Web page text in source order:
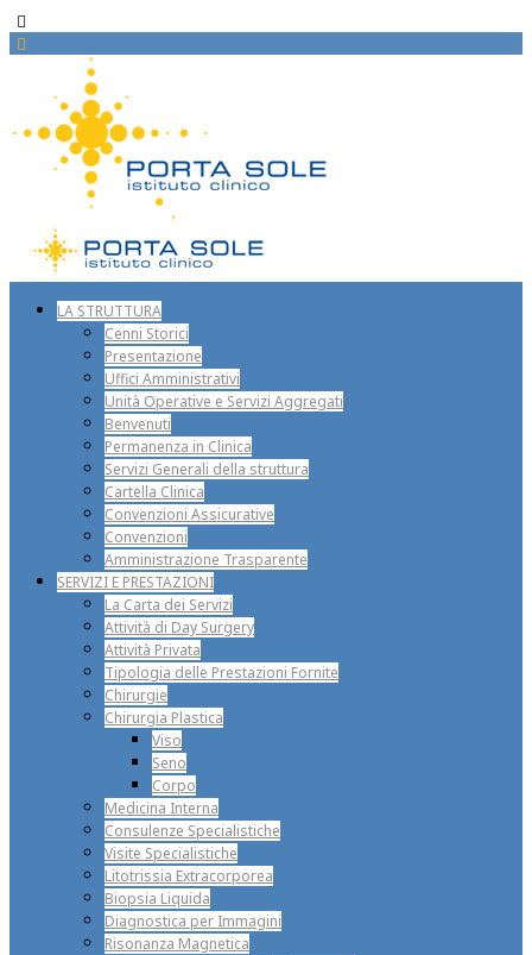
LA STRUTTURA
Cenni Storici
Presentazione
Uffici Amministrativi
Unità Operative e Servizi Aggregati
Benvenuti
Permanenza in Clinica
Servizi Generali della struttura
Cartella Clinica
Convenzioni Assicurative
Convenzioni
Amministrazione Trasparente
SERVIZI E PRESTAZIONI
La Carta dei Servizi
Attività di Day Surgery
Attività Privata
Tipologia delle Prestazioni Fornite
Chirurgie
Chirurgia Plastica
Viso
Seno
Corpo
Medicina Interna
Consulenze Specialistiche
Visite Specialistiche
Litotrissia Extracorporea
Biopsia Liquida
Diagnostica per Immagini
Risonanza Magnetica